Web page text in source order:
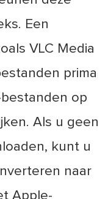
Een
VLC Media
prima
op
Als u geen
kunt u
naar
Apple-